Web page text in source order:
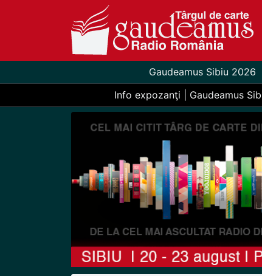
Gaudeamus Sibiu 2026
Info expozanţi | Gaudeamus